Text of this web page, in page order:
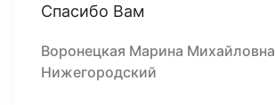
Спасибо Вам
Воронецкая Марина Михайловна
Нижегородский